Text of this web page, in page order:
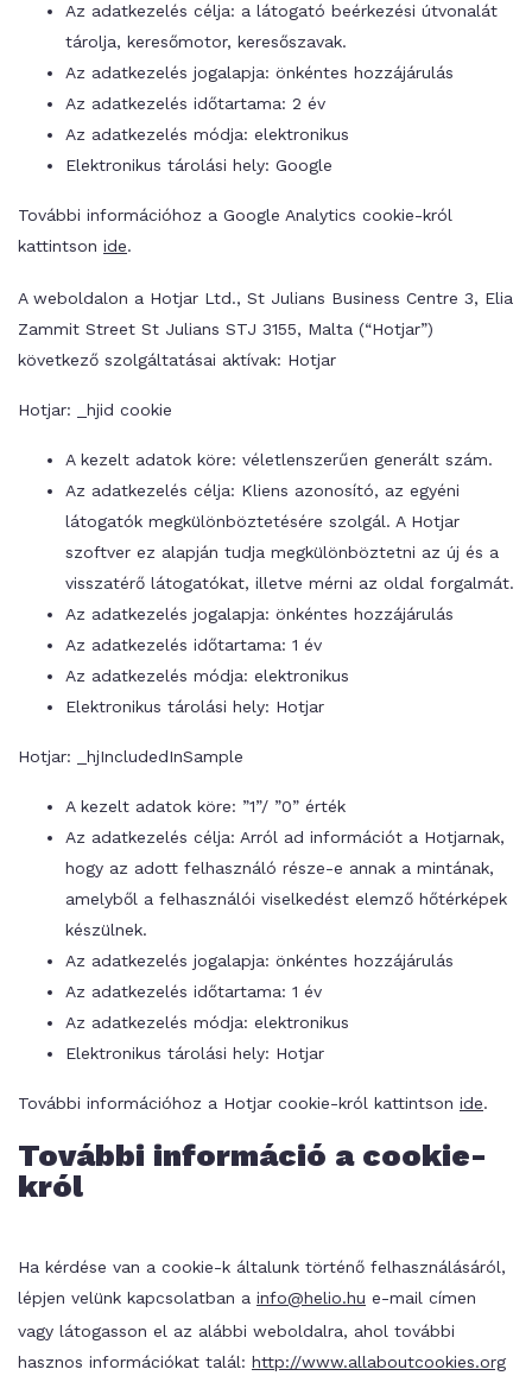
Az adatkezelés célja: a látogató beérkezési útvonalát
tárolja, keresőmotor, keresőszavak.
Az adatkezelés jogalapja: önkéntes hozzájárulás
Az adatkezelés időtartama: 2 év
Az adatkezelés módja: elektronikus
Elektronikus tárolási hely: Google
További információhoz a Google Analytics cookie-król
kattintson ide.
A weboldalon a Hotjar Ltd., St Julians Business Centre 3, Elia
Zammit Street St Julians STJ 3155, Malta (“Hotjar”)
következő szolgáltatásai aktívak: Hotjar
Hotjar: _hjid cookie
A kezelt adatok köre: véletlenszerűen generált szám.
Az adatkezelés célja: Kliens azonosító, az egyéni
látogatók megkülönböztetésére szolgál. A Hotjar
szoftver ez alapján tudja megkülönböztetni az új és a
visszatérő látogatókat, illetve mérni az oldal forgalmát.
Az adatkezelés jogalapja: önkéntes hozzájárulás
Az adatkezelés időtartama: 1 év
Az adatkezelés módja: elektronikus
Elektronikus tárolási hely: Hotjar
Hotjar: _hjIncludedInSample
A kezelt adatok köre: ”1”/ ”0” érték
Az adatkezelés célja: Arról ad információt a Hotjarnak,
hogy az adott felhasználó része-e annak a mintának,
amelyből a felhasználói viselkedést elemző hőtérképek
készülnek.
Az adatkezelés jogalapja: önkéntes hozzájárulás
Az adatkezelés időtartama: 1 év
Az adatkezelés módja: elektronikus
Elektronikus tárolási hely: Hotjar
További információhoz a Hotjar cookie-król kattintson ide.
További információ a cookie-
król
Ha kérdése van a cookie-k általunk történő felhasználásáról,
lépjen velünk kapcsolatban a info@helio.hu e-mail címen
vagy látogasson el az alábbi weboldalra, ahol további
hasznos információkat talál: http://www.allaboutcookies.org